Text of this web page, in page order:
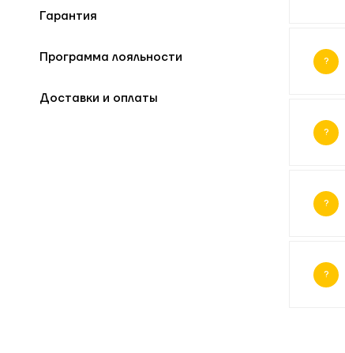
Гарантия
Программа лояльности
Доставки и оплаты
?
?
?
?